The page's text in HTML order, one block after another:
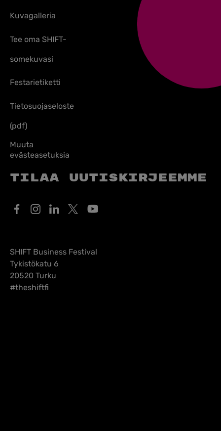
Kuvagalleria
Tee oma SHIFT-
somekuvasi
Festarietiketti
Tietosuojaseloste
(pdf)
Muuta
evästeasetuksia
Tilaa uutiskirjeemme
SHIFT Business Festival
Tykistökatu 6
20520 Turku
#theshiftfi